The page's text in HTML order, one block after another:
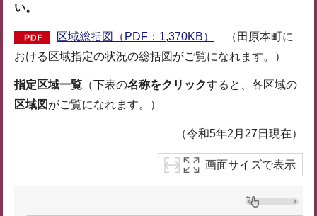
い。
区域総括図（PDF：1,370KB）
（田原本町に
おける区域指定の状況の総括図がご覧になれます。）
指定区域一覧 （下表の名称をクリックすると、各区域の
区域図 がご覧になれます。）
（令和5年2月27日現在）
画面サイズで表示